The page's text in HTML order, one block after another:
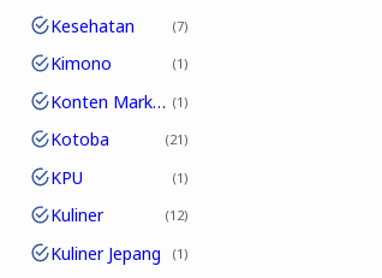
Kesehatan 7
Kimono 1
Konten Marketing 1
Kotoba 21
KPU 1
Kuliner 12
Kuliner Jepang 1